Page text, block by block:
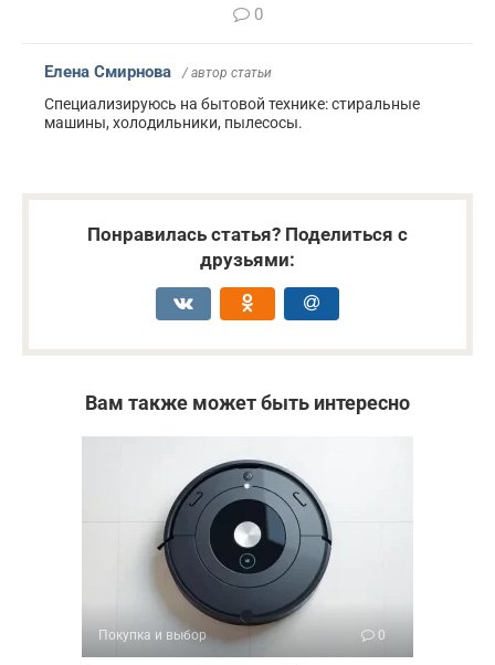
0
Елена Смирнова / автор статьи
Специализируюсь на бытовой технике: стиральные
машины, холодильники, пылесосы.
Понравилась статья? Поделиться с
друзьями:
Вам также может быть интересно
Покупка и выбор 0